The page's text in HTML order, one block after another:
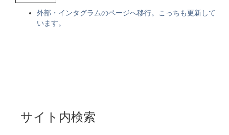
外部・インタグラムのページへ移行。こっちも更新して
います。
サイト内検索